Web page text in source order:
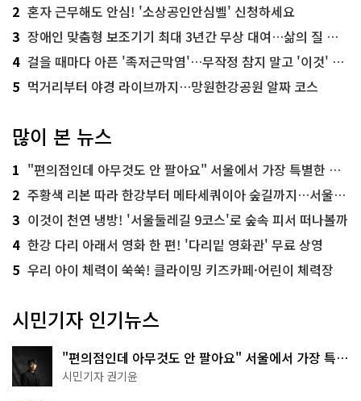
2 혼자 근무해도 안심! '소상공인안심벨' 신청하세요
3 장애인 맞춤형 보조기기 최대 3년간 무상 대여…삶의 질 높인다
4 걸을 때마다 아픈 '족저근막염'…무작정 참지 말고 '이것' 해보세요!
5 먹거리부터 야경 라이브까지…망원한강공원 알짜 코스
많이 본 뉴스
1 "편의점인데 아무것도 안 팔아요" 서울에서 가장 특별한 편의점의 정체
2 주황색 리본 따라 한강부터 메타세쿼이아 숲길까지…서울둘레길 15코스
3 이것이 천연 냉방! '서울둘레길 9코스'로 숲속 피서 떠나볼까
4 한강 다리 아래서 영화 한 편! '다리밑 영화관' 무료 상영
5 우리 아이 체력이 쑥쑥! 클라이밍 키즈카페·어린이 체력장
시민기자 인기뉴스
"편의점인데 아무것도 안 팔아요" 서울에서 가장 특별
한 편의점의 정체
시민기자 권기윤